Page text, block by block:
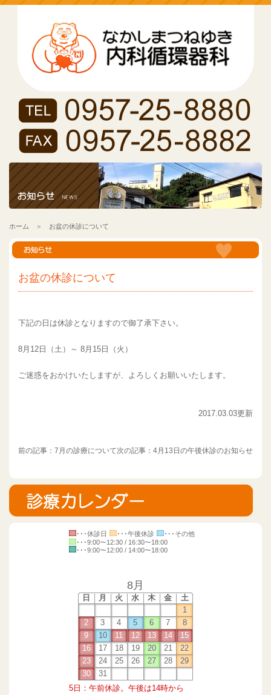
ホーム ＞ お盆の休診について
お盆の休診について
下記の日は休診となりますので御了承下さい。
8月12日（土）～ 8月15日（火）
ご迷惑をおかけいたしますが、よろしくお願いいたします。
2017.03.03更新
次の記事： 4月13日の午後休診のお知らせ
前の記事： 7月の診療について
･･･休診日 ･･･午後休診
･･･その他
･･･9:00～12:30 / 16:30～18:00
･･･9:00～12:00 / 14:00～18:00
8月
日 月 火 水 木 金
土
1
2
3 4 5 6 7
8
9
10 11 12 13 14
15
16
17 18 19 20 21
22
23
24 25 26 27 28
29
30
31
5日：午前休診。午後は14時から